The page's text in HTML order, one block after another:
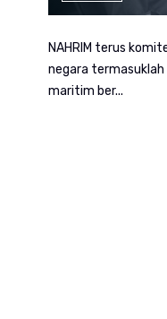
NAHRIM terus
negara
maritim ber...